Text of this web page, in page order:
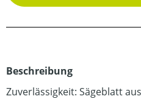
Beschreibung
Zuverlässigkeit: Sägeblatt